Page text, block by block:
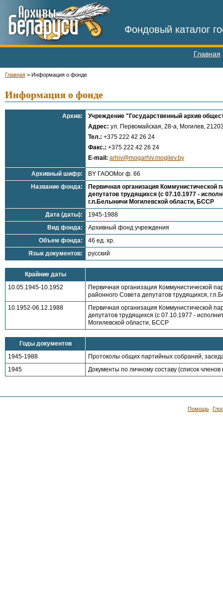
Фондовый каталог
Главная
Главная > Информация о фонде
Информация о фонде
Архив:
Учреждение "Государственный архив
Адрес: ул. Первомайская, 28-а, Могилев,
Тел.: +375 222 42 26 24
Факс.: +375 222 42 26 24
E-mail: arhiv@mogarhiv.mogilev.by
Архивный шифр:
BY ГАООМог ф. 66
Название фонда:
Первичная организация Коммунистической
депутатов трудящихся (с 07.10.1977 -
г.п.Белыничи Могилевской области, БССР
Дата (даты):
1945-1988
Вид фонда:
Архивный фонд учреждения
Объем фонда:
46 ед. хр.
Язык документов:
русский
Крайние даты
10.05.1945-10.1952
Первичная организация Коммунистической
районного Совета депутатов трудящихся,
10.1952-06.12.1988
Первичная организация Коммунистической
депутатов трудящихся (с 07.10.1977 -
Могилевской области, БССР
Годы документов
1945-1988
Протоколы общих партийных собраний,
1945
Документы по личному составу (список
Помощь